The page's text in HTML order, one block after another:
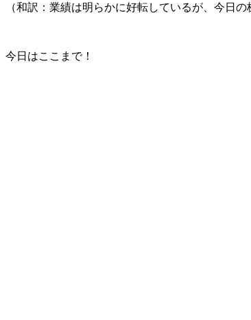
（和訳：業績は明らかに好転しているが、今日
今日はここまで！